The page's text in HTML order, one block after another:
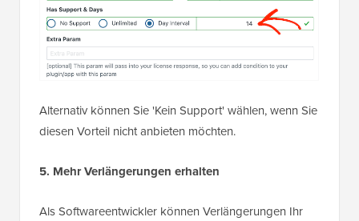
Alternativ können Sie 'Kein Support' wählen, wenn Sie
diesen Vorteil nicht anbieten möchten.
5. Mehr Verlängerungen erhalten
Als Softwareentwickler können Verlängerungen Ihr